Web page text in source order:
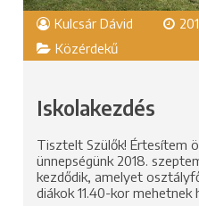
Kulcsár Dávid
Közérdekű
Iskolakezdés
Tisztelt Szülők! Értesítem
ünnepségünk 2018.
kezdődik, amelyet
diákok 11.40-kor mehetnek